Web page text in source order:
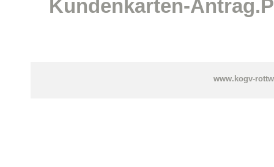
Kundenkarten-
www.kogv-